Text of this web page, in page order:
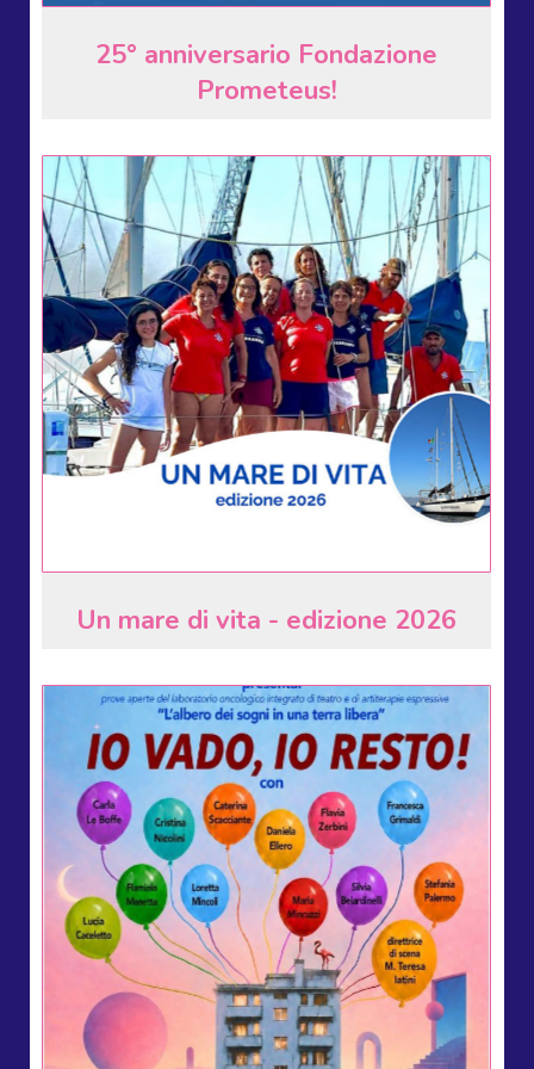
25° anniversario Fondazione
Prometeus!
Un mare di vita - edizione 2026